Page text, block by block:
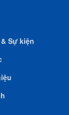
Sự kiện